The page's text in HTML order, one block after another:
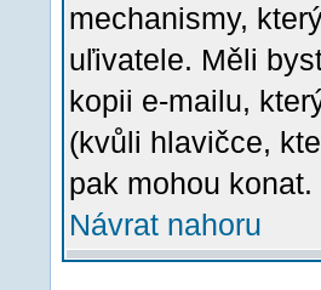
mechanismy,
uľivatele. Měli
kopii e-mailu,
(kvůli hlavičce,
pak mohou konat.
Návrat nahoru